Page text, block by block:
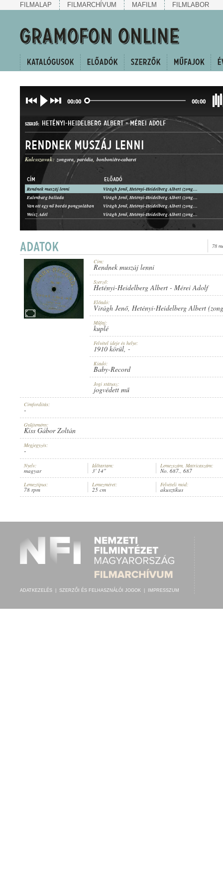
FILMALAP FILMARCHÍVUM MAFILM FILMLABOR
00:00 00:00
ELŐADÓ: VIRÁGH JENŐ,HETÉNYI-HEIDELBERG ALBERT (ZONGORA)
SZERZŐ: HETÉNYI-HEIDELBERG ALBERT-MÉREI ADOLF
MŰFAJ: KUPLÉ
MEGJELENÉS IDEJE: 1910 KÖRÜL
LEMEZSZÁM:
Rendnek muszáj lenni
Kulcsszavak: zongora paródia bonboniére-cabaret
CÍM ELŐADÓ
Rendnek muszáj lenni
Virágh Jenő, Hetényi-Heidelberg Albert (zongora)
Eulenburg ballada
Virágh Jenő, Hetényi-Heidelberg Albert (zongora)
Van ott egy nő bordó pongyolában
Virágh Jenő, Hetényi-Heidelberg Albert (zongora)
Weisz Adél
Virágh Jenő, Hetényi-Heidelberg Albert (zongora)
78
Cím:
Rendnek muszáj lenni
Szerző:
Hetényi-Heidelberg Albert - Mérei Adolf
Előadó:
Virágh Jenő, Hetényi-Heidelberg Albert
Műfaj:
kuplé
Felvétel ideje és helye:
1910 körül, -
Kiadó:
Baby-Record
Jogi státusz:
jogvédett mű
Címfordítás:
-
Gyűjtemény:
Kiss Gábor Zoltán
Megjegyzés:
-
Nyelv:
magyar
Időtartam:
3' 14"
Lemezszám, Matricaszám:
No. 687., 687
Lemeztípus:
78 rpm
Lemezméret:
25 cm
Felvételi mód:
akusztikus
ADATKEZELÉS SZERZŐI ÉS FELHASZNÁLÓI JOGOK IMPRESSZUM